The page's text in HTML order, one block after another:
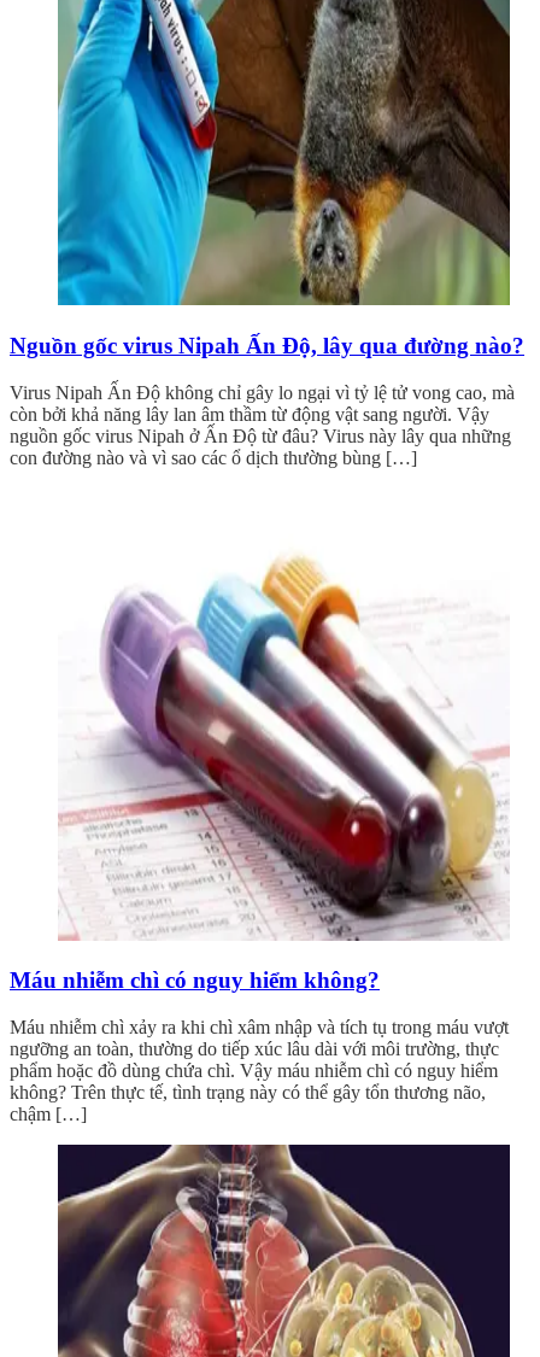
Nguồn gốc virus Nipah Ấn Độ, lây qua đường nào?
Virus Nipah Ấn Độ không chỉ gây lo ngại vì tỷ lệ tử vong cao, mà
còn bởi khả năng lây lan âm thầm từ động vật sang người. Vậy
nguồn gốc virus Nipah ở Ấn Độ từ đâu? Virus này lây qua những
con đường nào và vì sao các ổ dịch thường bùng […]
Máu nhiễm chì có nguy hiểm không?
Máu nhiễm chì xảy ra khi chì xâm nhập và tích tụ trong máu vượt
ngưỡng an toàn, thường do tiếp xúc lâu dài với môi trường, thực
phẩm hoặc đồ dùng chứa chì. Vậy máu nhiễm chì có nguy hiểm
không? Trên thực tế, tình trạng này có thể gây tổn thương não,
chậm […]